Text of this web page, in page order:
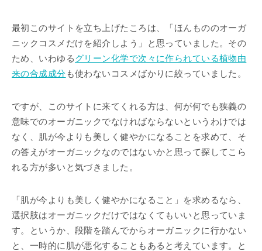
最初このサイトを立ち上げたころは、「ほんもののオーガ
ニックコスメだけを紹介しよう」と思っていました。その
ため、いわゆるグリーン化学で次々に作られている植物由
来の合成成分 も使わないコスメばかりに絞っていました。
ですが、このサイトに来てくれる方は、何が何でも狭義の
意味でのオーガニックでなければならないというわけでは
なく、肌が今よりも美しく健やかになることを求めて、そ
の答えがオーガニックなのではないかと思って探してこら
れる方が多いと気づきました。
「肌が今よりも美しく健やかになること」を求めるなら、
選択肢はオーガニックだけではなくてもいいと思っていま
す。というか、段階を踏んでからオーガニックに行かない
と、一時的に肌が悪化することもあると考えています。と